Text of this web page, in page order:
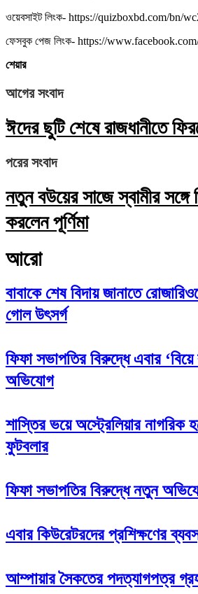
ওয়েবসাইট লিংক- https://quizboxbd.com/bn/
ফেসবুক পেজ লিংক- https://
শেয়ার
আগের সংবাদ
ঈদের ছুটি শেষে রাজধানীতে
পরের সংবাদ
নতুন বউয়ের সাজে স্বামীর
করলেন পূর্ণিমা
আরো
বাবাকে শেষ বিদায় জানাতে
গোল উৎসর্গ
ফিফা সভাপতির বিরুদ্ধে এবার ‘বিয়ে
অভিযোগ
শাস্তির ভয়ে অস্ট্রেলিয়ার নাগরিক
ফুটবলার
ফিফা সভাপতির বিরুদ্ধে নতুন
এবার কিউরেটরদের প্রশিক্ষণের
আম্পায়ার সৈকতের পদত্যাগপত্র